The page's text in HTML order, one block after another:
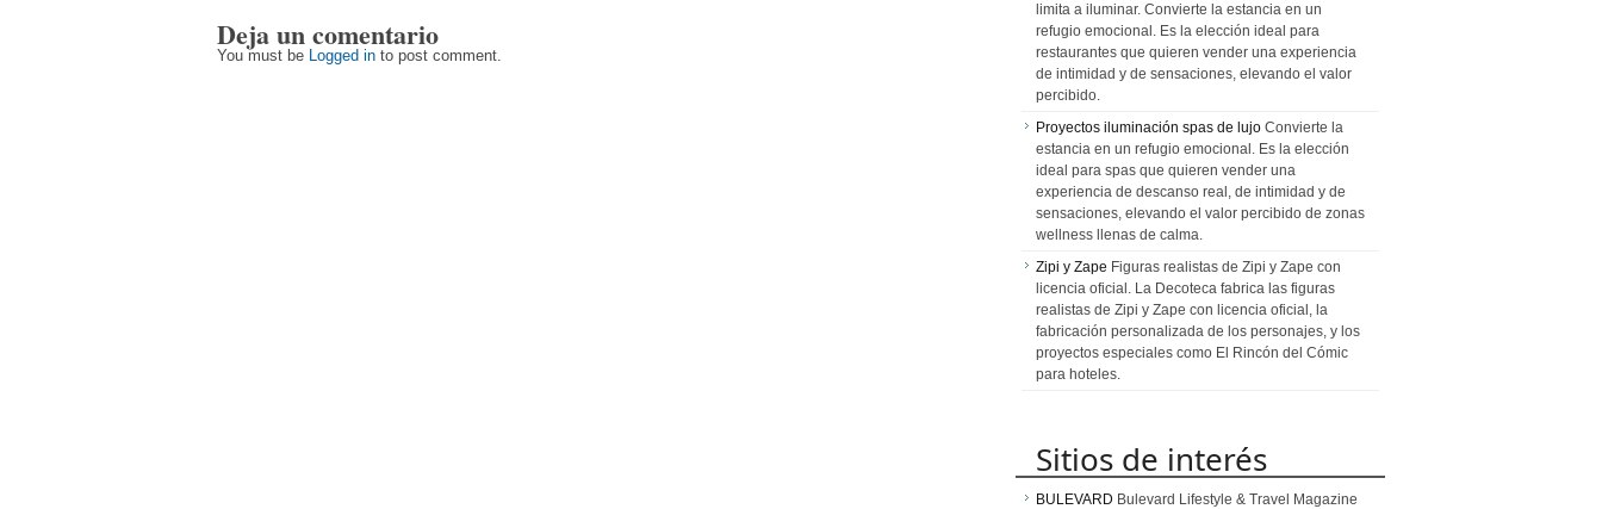
Deja un comentario
You must be Logged in to post comment.
limita a iluminar. Convierte la estancia en un
refugio emocional. Es la elección ideal para
restaurantes que quieren vender una experiencia
de intimidad y de sensaciones, elevando el valor
percibido.
Proyectos iluminación spas de lujo Convierte la
estancia en un refugio emocional. Es la elección
ideal para spas que quieren vender una
experiencia de descanso real, de intimidad y de
sensaciones, elevando el valor percibido de zonas
wellness llenas de calma.
Zipi y Zape Figuras realistas de Zipi y Zape con
licencia oficial. La Decoteca fabrica las figuras
realistas de Zipi y Zape con licencia oficial, la
fabricación personalizada de los personajes, y los
proyectos especiales como El Rincón del Cómic
para hoteles.
Sitios de interés
BULEVARD Bulevard Lifestyle & Travel Magazine